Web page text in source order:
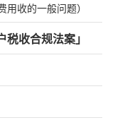
用收的一般问题）
税收合规法案」